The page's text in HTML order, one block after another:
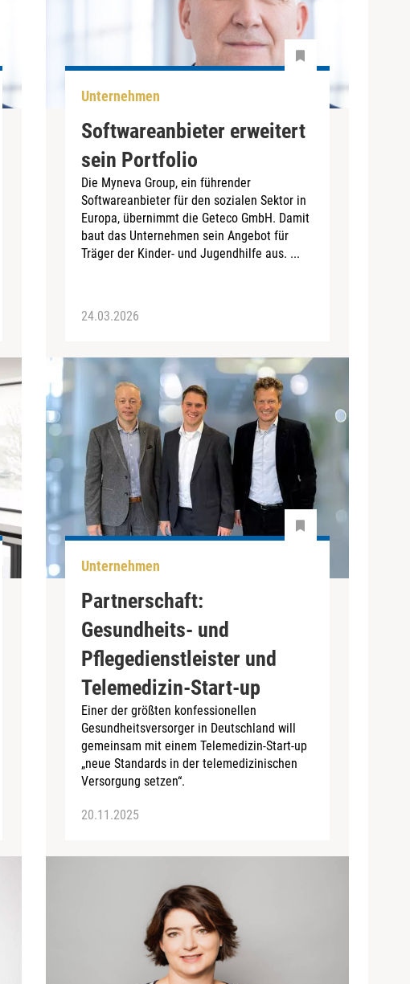
Unternehmen
Softwareanbieter erweitert
sein Portfolio
Die Myneva Group, ein führender
Softwareanbieter für den sozialen Sektor in
Europa, übernimmt die Geteco GmbH. Damit
baut das Unternehmen sein Angebot für
Träger der Kinder- und Jugendhilfe aus. ...
24.03.2026
Unternehmen
Partnerschaft:
Gesundheits- und
Pflegedienstleister und
Telemedizin-Start-up
Einer der größten konfessionellen
Gesundheitsversorger in Deutschland will
gemeinsam mit einem Telemedizin-Start-up
„neue Standards in der telemedizinischen
Versorgung setzen“.
20.11.2025